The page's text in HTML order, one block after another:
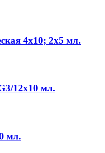
4х10; 2х5 мл.
12х10 мл.
мл.